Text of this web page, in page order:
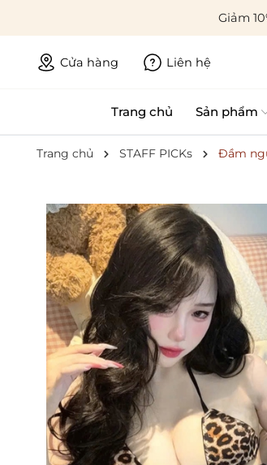
Giảm
Cửa hàng Liên hệ
Trang chủ Sản phẩm
Trang chủ STAFF PICKs Đầm